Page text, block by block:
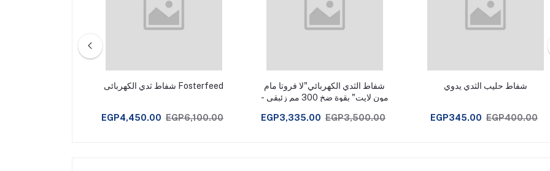
شفاط حليب الثدي يدوي
EGP345.00 EGP400.00
شفاط الثدي الكهربائي"لا فروتا مام
مون لايت" بقوة ضخ 300 مم زئبقي -
EGP3,335.00 EGP3,500.00
Fosterfeed شفاط ثدي الكهربائى
EGP4,450.00 EGP6,100.00